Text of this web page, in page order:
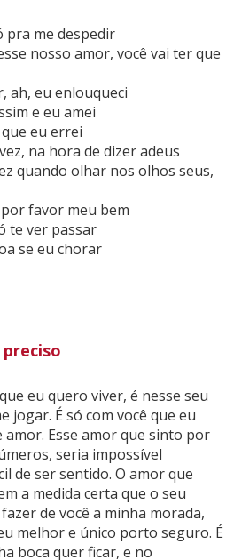
pra me despedir
nosso amor, você vai ter que
ah, eu enlouqueci
e eu amei
eu errei
na hora de dizer adeus
quando olhar nos olhos seus,
favor meu bem
te ver passar
se eu chorar
eu quero viver, é nesse seu
jogar. É só com você que eu
Esse amor que sinto por
seria impossível
de ser sentido. O amor que
a medida certa que o seu
de você a minha morada,
melhor e único porto seguro. É
boca quer ficar, e no